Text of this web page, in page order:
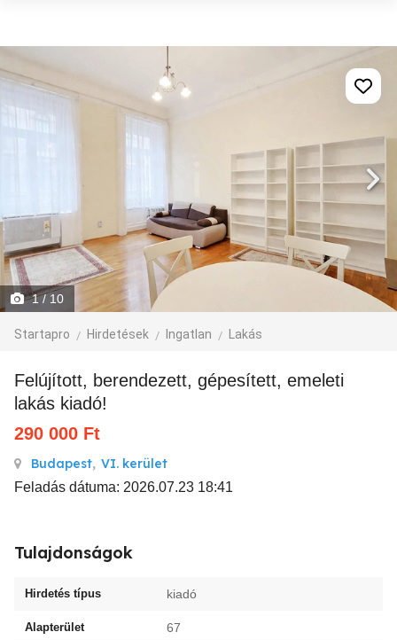
1/ 10
Startapro Hirdetések Ingatlan Lakás
Felújított, berendezett, gépesített, emeleti
lakás kiadó!
290 000 Ft
Budapest, VI. kerület
Feladás dátuma: 2026.07.23 18:41
Tulajdonságok
Hirdetés típus kiadó
Alapterület 67